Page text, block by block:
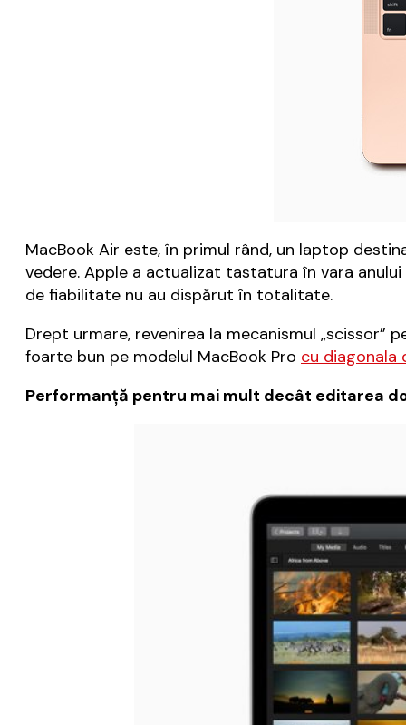
MacBook Air este, în primul rând, un laptop
vedere. Apple a actualizat tastatura în vara
de fiabilitate nu au dispărut în totalitate.
Drept urmare, revenirea la mecanismul
foarte bun pe modelul MacBook Pro cu diagonala
Performanță pentru mai mult decât editarea